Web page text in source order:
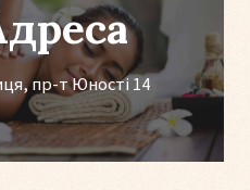
пр-т Юності 14